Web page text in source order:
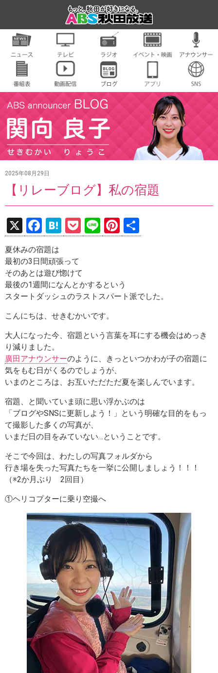
2025年08月29日
【リレーブログ】私の宿題
X
F
a
ce
b
o
o
k
H
at
e
n
a
P
o
et
Li
n
Pi
nt
t
有
夏休みの宿題は
最初の3日間頑張って
そのあとは遊び惚けて
最後の1週間になんとかするという
スタートダッシュのラストスパート派でした。
こんにちは、せきむかいです。
大人になった今、宿題という言葉を耳にする機会はめっき
り減りました。
廣田アナウンサーのように、きっといつかわが子の宿題に
気をもむ日がくるのでしょうが、
いまのところは、お互いただただ夏を楽しんでいます。
宿題、と聞いていま頭に思い浮かぶのは
「ブログやSNSに更新しよう！」という明確な目的をもっ
て撮影した多くの写真が、
いまだ日の目をみていない…ということです。
そこで今回は、わたしの写真フォルダから
行き場を失った写真たちを一挙に公開しましょう！！！
（※2か月ぶり 2回目）
①ヘリコプターに乗り空撮へ